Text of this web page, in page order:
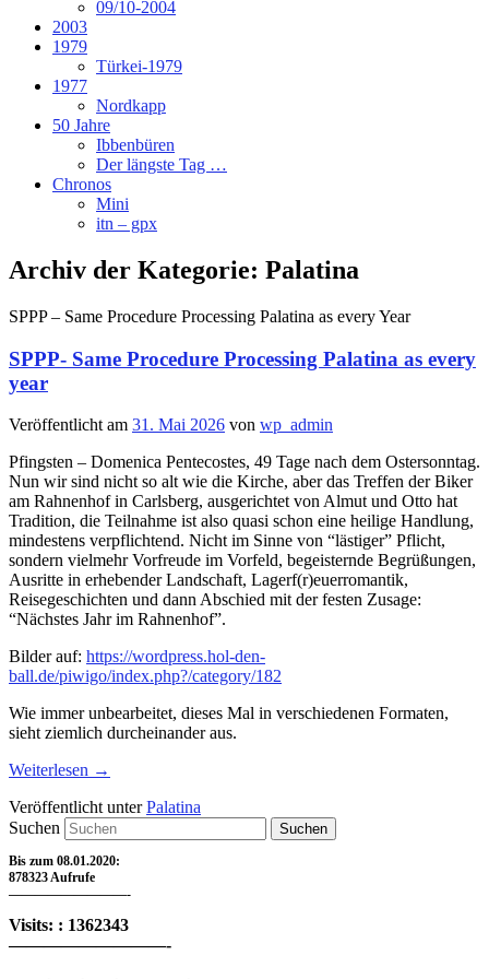
09/10-2004
2003
1979
Türkei-1979
1977
Nordkapp
50 Jahre
Ibbenbüren
Der längste Tag …
Chronos
Mini
itn – gpx
Archiv der Kategorie: Palatina
SPPP – Same Procedure Processing Palatina as every Year
SPPP- Same Procedure Processing Palatina as every
year
Veröffentlicht am 31. Mai 2026 von wp_admin
Pfingsten – Domenica Pentecostes, 49 Tage nach dem Ostersonntag.
Nun wir sind nicht so alt wie die Kirche, aber das Treffen der Biker
am Rahnenhof in Carlsberg, ausgerichtet von Almut und Otto hat
Tradition, die Teilnahme ist also quasi schon eine heilige Handlung,
mindestens verpflichtend. Nicht im Sinne von “lästiger” Pflicht,
sondern vielmehr Vorfreude im Vorfeld, begeisternde Begrüßungen,
Ausritte in erhebender Landschaft, Lagerf(r)euerromantik,
Reisegeschichten und dann Abschied mit der festen Zusage:
“Nächstes Jahr im Rahnenhof”.
Bilder auf: https://wordpress.hol-den-
ball.de/piwigo/index.php?/category/182
Wie immer unbearbeitet, dieses Mal in verschiedenen Formaten,
sieht ziemlich durcheinander aus.
Weiterlesen →
Veröffentlicht unter Palatina
Suchen
Bis zum 08.01.2020:
878323 Aufrufe
—————————-
Visits: : 1362343
—————————-